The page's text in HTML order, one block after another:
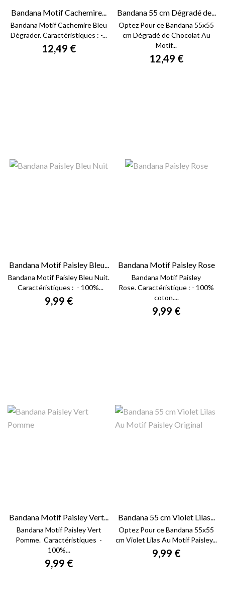
Bandana Motif Cachemire...
Bandana Motif Cachemire Bleu
Dégrader. Caractéristiques : -...
12,49 €
Bandana 55 cm Dégradé de...
Optez Pour ce Bandana 55x55
cm Dégradé de Chocolat Au
Motif...
12,49 €
Bandana Motif Paisley Bleu...
Bandana Motif Paisley Bleu Nuit.
Caractéristiques : - 100%...
9,99 €
Bandana Motif Paisley Rose
Bandana Motif Paisley
Rose. Caractéristique : - 100%
coton....
9,99 €
Bandana Motif Paisley Vert...
Bandana Motif Paisley Vert
Pomme. Caractéristiques -
100%...
9,99 €
Bandana 55 cm Violet Lilas...
Optez Pour ce Bandana 55x55
cm Violet Lilas Au Motif Paisley...
9,99 €